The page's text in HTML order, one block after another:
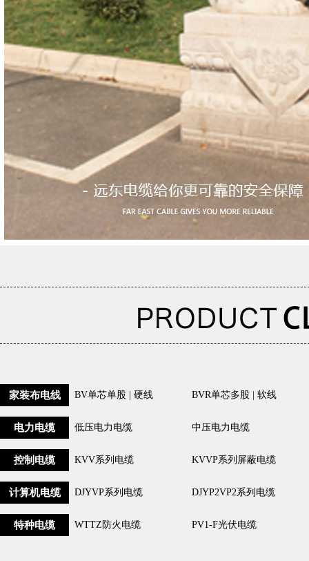
家装布电线 BV单芯单股 | 硬线 BVR单芯多股 | 软线
电力电缆 低压电力电缆 中压电力电缆
控制电缆 KVV系列电缆 KVVP系列屏蔽电缆
计算机电缆 DJYVP系列电缆 DJYP2VP2系列电缆
特种电缆 WTTZ防火电缆 PV1-F光伏电缆